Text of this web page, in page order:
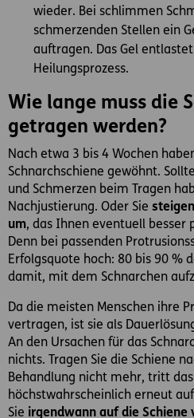
wieder. Bei schlimmen
schmerzenden Stellen ein
auftragen. Das Gel
Heilungsprozess.
Wie lange muss die
getragen werden?
Nach etwa 3 bis 4 Wochen
Schnarchschiene gewöhnt.
und Schmerzen beim Tragen
Nachjustierung. Oder Sie
um, das Ihnen eventuell besser
Denn bei passenden
Erfolgsquote hoch: 80 bis 90 %
damit, mit dem Schnarchen
Da die meisten Menschen ihre
vertragen, ist sie als
An den Ursachen für das
nichts. Tragen Sie die Schiene
Behandlung nicht mehr, tritt
höchstwahrscheinlich erneut
Sie irgendwann auf die Schiene